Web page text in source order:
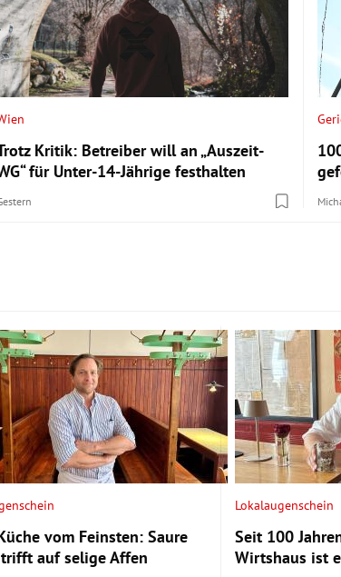
Kritik: Betreiber will an „Auszeit-
für Unter-14-Jährige festhalten
vom Feinsten: Saure
auf selige Affen
Lokalaugenschein
Seit 100
Wirtshaus ist